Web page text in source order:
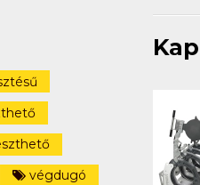
végdugó